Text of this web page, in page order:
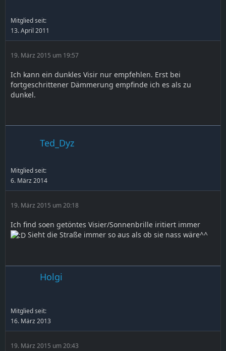
Mitglied seit:
13. April 2011
19. März 2015 um 19:57
Ich kann ein dunkles Visir nur empfehlen. Erst bei
fortgeschrittener Dämmerung empfinde ich es als zu
dunkel.
Ted_Dyz
Mitglied seit:
6. März 2014
19. März 2015 um 20:18
Ich find soen getöntes Visier/Sonnenbrille iritiert immer
Sieht die Straße immer so aus als ob sie nass wäre^^
Holgi
Mitglied seit:
16. März 2013
19. März 2015 um 20:43